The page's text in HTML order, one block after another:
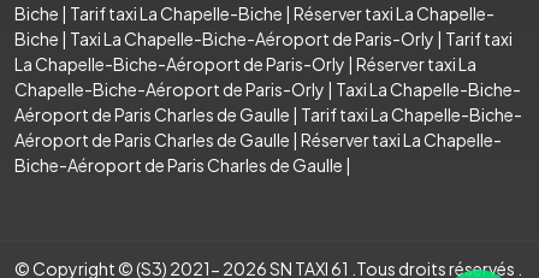
Biche | Tarif taxi La Chapelle-Biche | Réserver taxi La Chapelle-
Biche | Taxi La Chapelle-Biche-Aéroport de Paris-Orly | Tarif taxi
La Chapelle-Biche-Aéroport de Paris-Orly | Réserver taxi La
Chapelle-Biche-Aéroport de Paris-Orly | Taxi La Chapelle-Biche-
Aéroport de Paris Charles de Gaulle | Tarif taxi La Chapelle-Biche-
Aéroport de Paris Charles de Gaulle | Réserver taxi La Chapelle-
Biche-Aéroport de Paris Charles de Gaulle |
© Copyright © (S3) 2021- 2026 SN TAXI 61 .Tous droits réservés .